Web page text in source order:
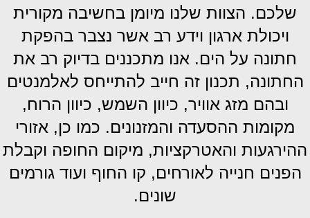
שלכם. הצוות שלנו מיומן בחשיבה מקורית
ויכולת ארגון וידע רב אשר נצבר בהפקת
חתונה על הים. אנו מתכננים בדיוק רב את
החתונה, תכנון זה חייב להתייחס לאלמנטים
ובהם מזג אוויר, כיוון השמש, כיוון הרוח,
מקומות ההסעדה והמזנונים. כמו כן, אזורי
ההירגעות והאטרקציות, מיקום החופה וקבלת
הפנים חנייה לאורחים, קו החוף ועוד גורמים
שונים.